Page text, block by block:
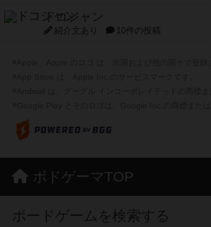
ドコジャン
紹介文あり 10件の投稿
ボドゲーマTOP
ボードゲームを検索する